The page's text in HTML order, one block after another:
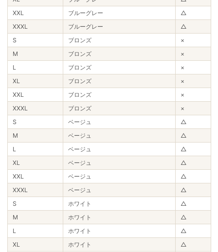
XXL
ブルーグレー
△
XXXL
ブルーグレー
△
S
ブロンズ
×
M
ブロンズ
×
L
ブロンズ
×
XL
ブロンズ
×
XXL
ブロンズ
×
XXXL
ブロンズ
×
S
ベージュ
△
M
ベージュ
△
L
ベージュ
△
XL
ベージュ
△
XXL
ベージュ
△
XXXL
ベージュ
△
S
ホワイト
△
M
ホワイト
△
L
ホワイト
△
XL
ホワイト
△